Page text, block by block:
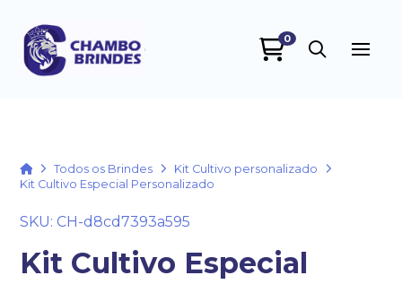
0
HomeTodos os Brindes
Kit Cultivo personalizado
Kit Cultivo Especial Personalizado
SKU: CH-d8cd7393a595
Kit Cultivo Especial